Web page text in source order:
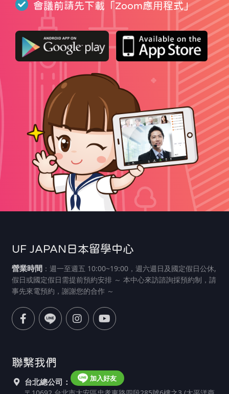
會議前請先下載「 Zoom應用程式」
UF JAPAN日本留學中心
營業時間 ：週一至週五 10:00~19:00，週六週日及國定假日公休,
假日或國定假日需提前預約安排 ～ 本中心來訪諮詢採預約制，請
事先來電預約，謝謝您的合作 ～
聯繫我們
台北總公司： 加入好友